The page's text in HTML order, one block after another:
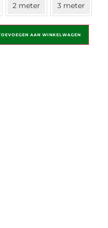
2 meter 3 meter
AAN WINKELWAGEN